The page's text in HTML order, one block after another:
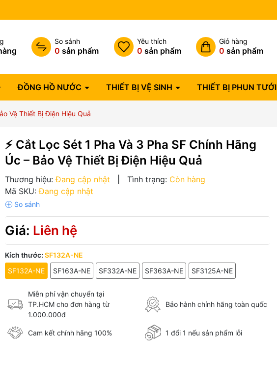
So sánh
0 sản phẩm
Yêu thích
0 sản phẩm
Giỏ hàng
0 sản phẩm
ĐỒNG HỒ NƯỚC THIẾT BỊ VỆ SINH THIẾT BỊ PHUN TƯỚI
Vệ Thiết Bị Điện Hiệu Quả
⚡ Cắt Lọc Sét 1 Pha Và 3 Pha SF Chính Hãng
Úc – Bảo Vệ Thiết Bị Điện Hiệu Quả
Thương hiệu: Đang cập nhật Tình trạng: Còn hàng
Mã SKU: Đang cập nhật
Giá: Liên hệ
Kích thước: SF132A-NE
SF132A-NE
SF163A-NE SF332A-NE SF363A-NE SF3125A-NE
Miễn phí vận chuyển tại
TP.HCM cho đơn hàng từ
1.000.000đ
Bảo hành chính hãng toàn quốc
Cam kết chính hãng 100% 1 đổi 1 nếu sản phẩm lỗi